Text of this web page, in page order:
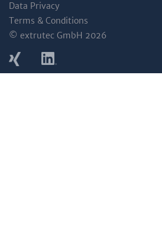
Data Privacy
Terms & Conditions
© extrutec GmbH 2026